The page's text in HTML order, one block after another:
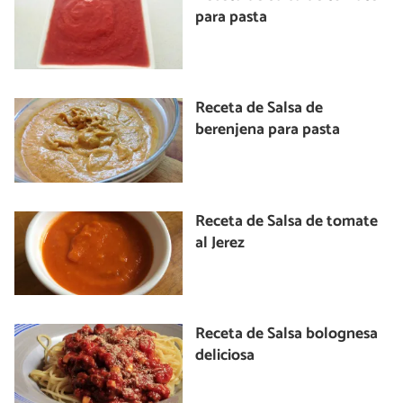
para pasta
Receta de Salsa de
berenjena para pasta
Receta de Salsa de tomate
al Jerez
Receta de Salsa bolognesa
deliciosa